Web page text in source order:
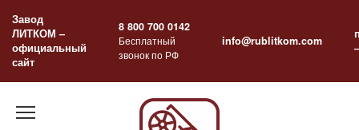
содержанию
Завод
ЛИТКОМ –
официальный
сайт
8 800 700 0142
Бесплатный
звонок по РФ
info@rublitkom.com